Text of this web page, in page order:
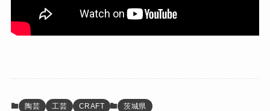
陶芸 工芸 CRAFT
茨城県